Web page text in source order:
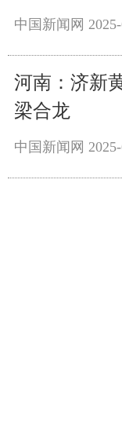
中国新闻网
河南：济新
梁合龙
中国新闻网